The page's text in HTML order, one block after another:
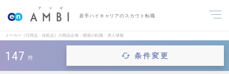
若手ハイキャリアのスカウト転職
メーカー（日用品・化粧品）の商品企画・開発の転職・求人情報
147 件 条件変更